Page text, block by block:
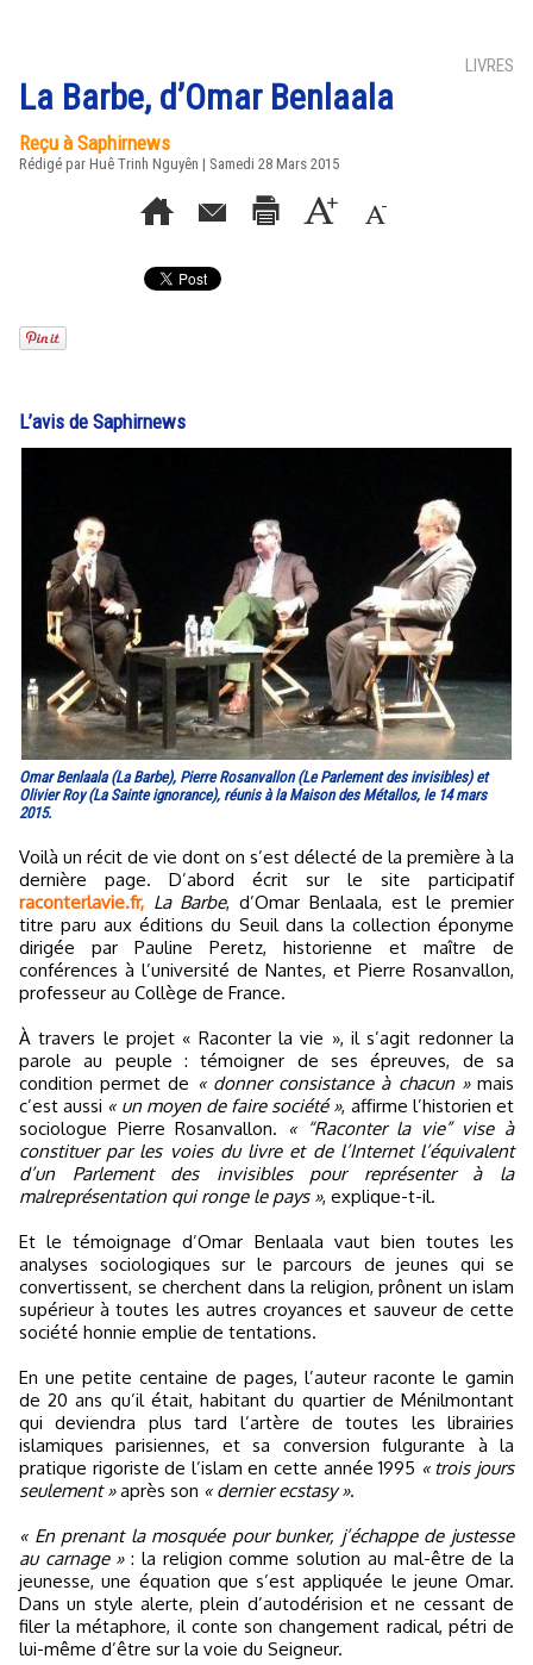
LIVRES
La Barbe, d’Omar Benlaala
Reçu à Saphirnews
Rédigé par Huê Trinh Nguyên | Samedi 28 Mars 2015
L’avis de Saphirnews
Omar Benlaala (La Barbe), Pierre Rosanvallon (Le Parlement des invisibles) et
Olivier Roy (La Sainte ignorance), réunis à la Maison des Métallos, le 14 mars
2015.
Voilà un récit de vie dont on s’est délecté de la première à la
dernière page. D’abord écrit sur le site participatif
raconterlavie.fr, La Barbe, d’Omar Benlaala, est le premier
titre paru aux éditions du Seuil dans la collection éponyme
dirigée par Pauline Peretz, historienne et maître de
conférences à l’université de Nantes, et Pierre Rosanvallon,
professeur au Collège de France.
À travers le projet « Raconter la vie », il s’agit redonner la
parole au peuple : témoigner de ses épreuves, de sa
condition permet de « donner consistance à chacun »mais
c’est aussi « un moyen de faire société », affirme l’historien et
sociologue Pierre Rosanvallon.
« “Raconter la vie” vise à
constituer par les voies du livre et de l’Internet l’équivalent
d’un Parlement des invisibles pour représenter à la
malreprésentation qui ronge le pays », explique-t-il.
Et le témoignage d’Omar Benlaala vaut bien toutes les
analyses sociologiques sur le parcours de jeunes qui se
convertissent, se cherchent dans la religion, prônent un islam
supérieur à toutes les autres croyances et sauveur de cette
société honnie emplie de tentations.
En une petite centaine de pages, l’auteur raconte le gamin
de 20 ans qu’il était, habitant du quartier de Ménilmontant
qui deviendra plus tard l’artère de toutes les librairies
islamiques parisiennes, et sa conversion fulgurante à la
pratique rigoriste de l’islam en cette année 1995 « trois jours
seulement »après son « dernier ecstasy ».
« En prenant la mosquée pour bunker, j’échappe de justesse
au carnage »: la religion comme solution au mal-être de la
jeunesse, une équation que s’est appliquée le jeune Omar.
Dans un style alerte, plein d’autodérision et ne cessant de
filer la métaphore, il conte son changement radical, pétri de
lui-même d’être sur la voie du Seigneur.